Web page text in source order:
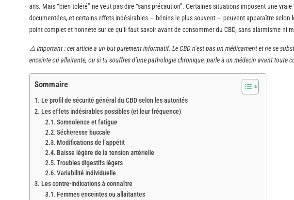
ans. Mais “bien toléré” ne veut pas dire “sans précaution”. Certaines situations imposent une
documentées, et certains effets indésirables — bénins le plus souvent — peuvent apparaître
point complet et honnête sur ce qu’il faut savoir avant de consommer du CBD, sans alarmisme ni
⚠️ Important : cet article a un but purement informatif. Le CBD n’est pas un médicament et ne se
enceinte ou allaitante, ou si tu souffres d’une pathologie chronique, parle à un médecin avant toute
Sommaire
Le profil de sécurité général du CBD selon les autorités
Les effets indésirables possibles (et leur fréquence)
Somnolence et fatigue
Sécheresse buccale
Modifications de l’appétit
Baisse légère de la tension artérielle
Troubles digestifs légers
Variabilité individuelle
Les contre-indications à connaître
Femmes enceintes ou allaitantes